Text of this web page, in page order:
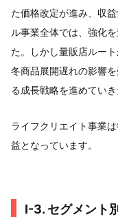
た価格改定が進み、収
ル事業全体では、強化
た。しかし量販店ルー
冬商品展開遅れの影響
る成長戦略を進めていき
ライフクリエイト事業
益となっています。
Ⅰ-3. セグメント